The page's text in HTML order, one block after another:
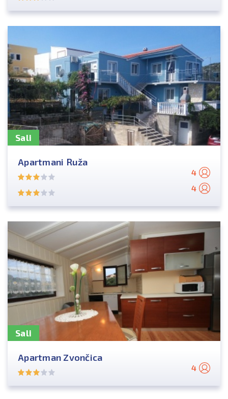
Sali
Apartmani Ruža
4
4
Sali
Apartman Zvončica
4